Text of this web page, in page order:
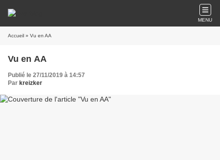
MENU
Accueil » Vu en AA
Vu en AA
Publié le 27/11/2019 à 14:57
Par kreizker